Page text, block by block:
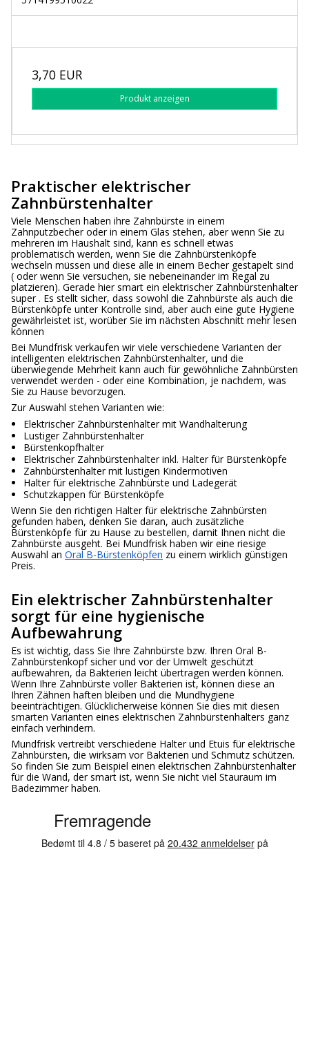
3,70 EUR
Produkt anzeigen
Praktischer elektrischer
Zahnbürstenhalter
Viele Menschen haben ihre Zahnbürste in einem
Zahnputzbecher oder in einem Glas stehen, aber wenn Sie zu
mehreren im Haushalt sind, kann es schnell etwas
problematisch werden, wenn Sie die Zahnbürstenköpfe
wechseln müssen und diese alle in einem Becher gestapelt sind
( oder wenn Sie versuchen, sie nebeneinander im Regal zu
platzieren). Gerade hier smart ein elektrischer Zahnbürstenhalter
super . Es stellt sicher, dass sowohl die Zahnbürste als auch die
Bürstenköpfe unter Kontrolle sind, aber auch eine gute Hygiene
gewährleistet ist, worüber Sie im nächsten Abschnitt mehr lesen
können
Bei Mundfrisk verkaufen wir viele verschiedene Varianten der
intelligenten elektrischen Zahnbürstenhalter, und die
überwiegende Mehrheit kann auch für gewöhnliche Zahnbürsten
verwendet werden - oder eine Kombination, je nachdem, was
Sie zu Hause bevorzugen.
Zur Auswahl stehen Varianten wie:
Elektrischer Zahnbürstenhalter mit Wandhalterung
Lustiger Zahnbürstenhalter
Bürstenkopfhalter
Elektrischer Zahnbürstenhalter inkl. Halter für Bürstenköpfe
Zahnbürstenhalter mit lustigen Kindermotiven
Halter für elektrische Zahnbürste und Ladegerät
Schutzkappen für Bürstenköpfe
Wenn Sie den richtigen Halter für elektrische Zahnbürsten
gefunden haben, denken Sie daran, auch zusätzliche
Bürstenköpfe für zu Hause zu bestellen, damit Ihnen nicht die
Zahnbürste ausgeht. Bei Mundfrisk haben wir eine riesige
Auswahl an Oral B-Bürstenköpfen zu einem wirklich günstigen
Preis.
Ein elektrischer Zahnbürstenhalter
sorgt für eine hygienische
Aufbewahrung
Es ist wichtig, dass Sie Ihre Zahnbürste bzw. Ihren Oral B-
Zahnbürstenkopf sicher und vor der Umwelt geschützt
aufbewahren, da Bakterien leicht übertragen werden können.
Wenn Ihre Zahnbürste voller Bakterien ist, können diese an
Ihren Zähnen haften bleiben und die Mundhygiene
beeinträchtigen. Glücklicherweise können Sie dies mit diesen
smarten Varianten eines elektrischen Zahnbürstenhalters ganz
einfach verhindern.
Mundfrisk vertreibt verschiedene Halter und Etuis für elektrische
Zahnbürsten, die wirksam vor Bakterien und Schmutz schützen.
So finden Sie zum Beispiel einen elektrischen Zahnbürstenhalter
für die Wand, der smart ist, wenn Sie nicht viel Stauraum im
Badezimmer haben.